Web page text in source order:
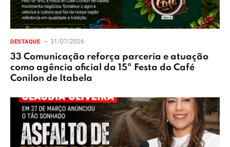
DESTAQUE 31/07/2026
33 Comunicação reforça parceria e atuação
como agência oficial da 15ª Festa do Café
Conilon de Itabela